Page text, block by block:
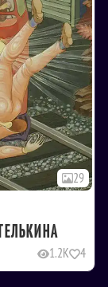
29
1.2K 4